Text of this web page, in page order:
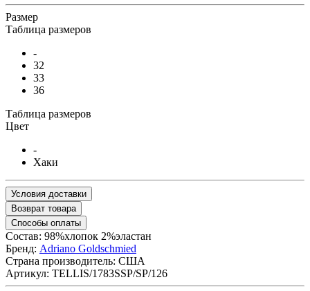
Размер
Таблица размеров
-
32
33
36
Таблица размеров
Цвет
-
Хаки
Условия доставки
Возврат товара
Способы оплаты
Состав: 98%хлопок 2%эластан
Бренд: Adriano Goldschmied
Страна производитель: США
Артикул: TELLIS/1783SSP/SP/126